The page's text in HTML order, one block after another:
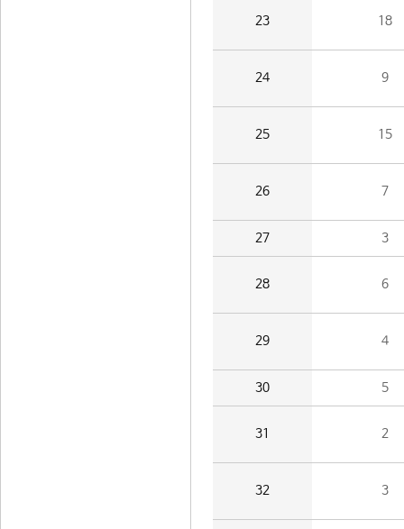
23 18
24 9
25 15
26 7
27 3
28 6
29 4
30 5
31 2
32 3